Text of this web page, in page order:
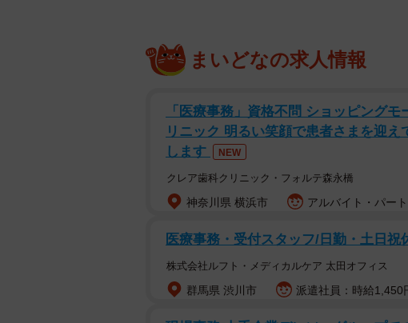
まいどなの求人情報
「医療事務」資格不問 ショッピング
リニック 明るい笑顔で患者さまを迎
します
NEW
クレア歯科クリニック・フォルテ森永橋
神奈川県 横浜市 アルバイト・パー
医療事務・受付スタッフ/日勤・土日祝
株式会社ルフト・メディカルケア 太田オフィス
群馬県 渋川市 派遣社員：時給1,450